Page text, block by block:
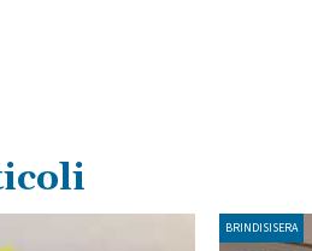
BRINDISISERA